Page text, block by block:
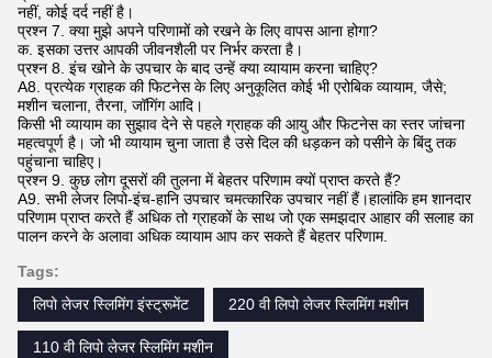
नहीं, कोई दर्द नहीं है।
प्रश्न 7. क्या मुझे अपने परिणामों को रखने के लिए वापस आना होगा?
क. इसका उत्तर आपकी जीवनशैली पर निर्भर करता है।
प्रश्न 8. इंच खोने के उपचार के बाद उन्हें क्या व्यायाम करना चाहिए?
A8. प्रत्येक ग्राहक की फिटनेस के लिए अनुकूलित कोई भी एरोबिक व्यायाम, जैसे;
मशीन चलाना, तैरना, जॉगिंग आदि।
किसी भी व्यायाम का सुझाव देने से पहले ग्राहक की आयु और फिटनेस का स्तर जांचना
महत्वपूर्ण है। जो भी व्यायाम चुना जाता है उसे दिल की धड़कन को पसीने के बिंदु तक
पहुंचाना चाहिए।
प्रश्न 9. कुछ लोग दूसरों की तुलना में बेहतर परिणाम क्यों प्राप्त करते हैं?
A9. सभी लेजर लिपो-इंच-हानि उपचार चमत्कारिक उपचार नहीं हैं।हालांकि हम शानदार
परिणाम प्राप्त करते हैं अधिक तो ग्राहकों के साथ जो एक समझदार आहार की सलाह का
पालन करने के अलावा अधिक व्यायाम आप कर सकते हैं बेहतर परिणाम.
Tags:
लिपो लेजर स्लिमिंग इंस्ट्रूमेंट
220 वी लिपो लेजर स्लिमिंग मशीन
110 वी लिपो लेजर स्लिमिंग मशीन